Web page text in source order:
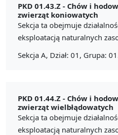
PKD 01.43.Z - Chów i
zwierząt koniowatych
Sekcja ta obejmuje
eksploatacją naturalnych
Sekcja A, Dział: 01, Grupa:
PKD 01.44.Z - Chów i
zwierząt wielbłądowatych
Sekcja ta obejmuje
eksploatacją naturalnych